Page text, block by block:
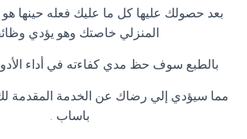
بعد حصولك عليها كل ما عليك فعله حينها هو
المنزلي خاصتك وهو يؤدي
بالطبع سوف حظ مدي كفاءته في أداء
مما سيؤدي إلي رضاك عن الخدمة المقدمة
باساب .